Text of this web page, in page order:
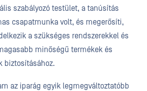
szabályozó testület, a tanúsítás
csapatmunka volt, és megerősíti,
a szükséges rendszerekkel és
minőségű termékek és
biztosításához.
az iparág egyik legmegváltoztatóbb